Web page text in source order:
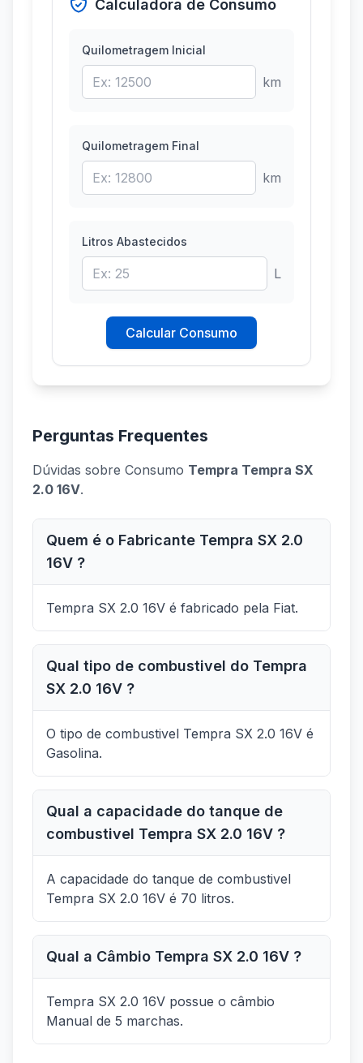
Calculadora de Consumo
Quilometragem Inicial
km
Quilometragem Final
km
Litros Abastecidos
L
Calcular Consumo
Perguntas Frequentes
Dúvidas sobre Consumo Tempra Tempra SX
2.0 16V.
Quem é o Fabricante Tempra SX 2.0
16V ?
Tempra SX 2.0 16V é fabricado pela Fiat.
Qual tipo de combustivel do Tempra
SX 2.0 16V ?
O tipo de combustivel Tempra SX 2.0 16V é
Gasolina.
Qual a capacidade do tanque de
combustivel Tempra SX 2.0 16V ?
A capacidade do tanque de combustivel
Tempra SX 2.0 16V é 70 litros.
Qual a Câmbio Tempra SX 2.0 16V ?
Tempra SX 2.0 16V possue o câmbio
Manual de 5 marchas.